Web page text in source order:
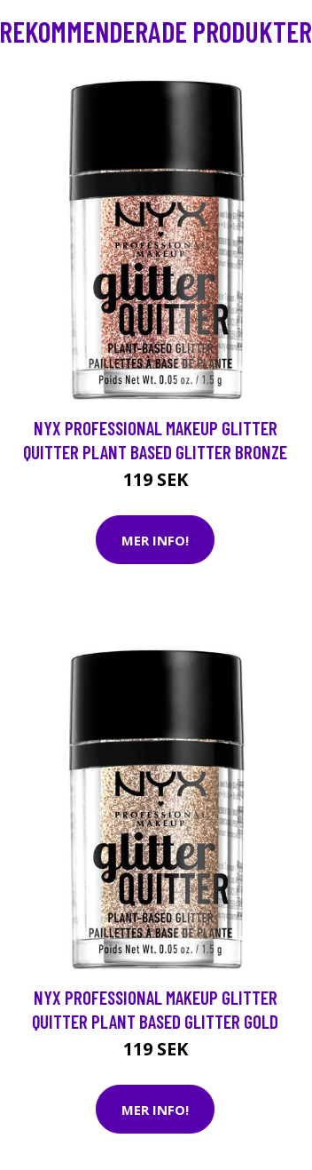
REKOMMENDERADE PRODUKTER
NYX PROFESSIONAL MAKEUP GLITTER
QUITTER PLANT BASED GLITTER BRONZE
119 SEK
MER INFO!
NYX PROFESSIONAL MAKEUP GLITTER
QUITTER PLANT BASED GLITTER GOLD
119 SEK
MER INFO!